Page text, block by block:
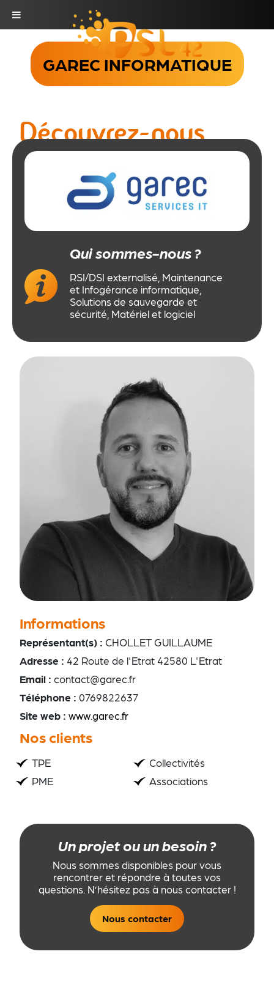
GAREC INFORMATIQUE
Découvrez-nous
Qui sommes-nous ?
RSI/DSI externalisé, Maintenance
et Infogérance informatique,
Solutions de sauvegarde et
sécurité, Matériel et logiciel
Informations
Représentant(s) : CHOLLET GUILLAUME
Adresse : 42 Route de l'Etrat 42580 L'Etrat
Email : contact@garec.fr
Téléphone : 0769822637
Site web : www.garec.fr
Nos clients
TPE
PME
Collectivités
Associations
Un projet ou un besoin ?
Nous sommes disponibles pour vous
rencontrer et répondre à toutes vos
questions. N’hésitez pas à nous contacter !
Nous contacter